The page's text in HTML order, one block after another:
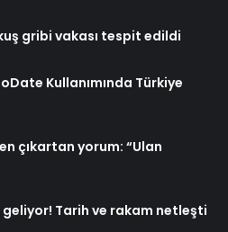
kuş gribi vakası tespit edildi
Kullanımında Türkiye
çıkartan yorum: “Ulan
Tarih ve rakam netleşti